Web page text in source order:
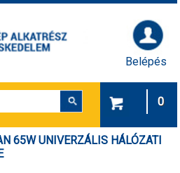
Belépés
0
65W UNIVERZÁLIS HÁLÓZATI